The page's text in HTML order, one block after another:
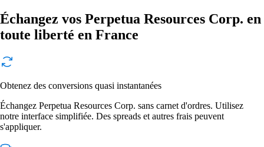
Échangez vos Perpetua Resources Corp. en
toute liberté en France
Obtenez des conversions quasi instantanées
Échangez Perpetua Resources Corp. sans carnet d'ordres. Utilisez
notre interface simplifiée. Des spreads et autres frais peuvent
s'appliquer.